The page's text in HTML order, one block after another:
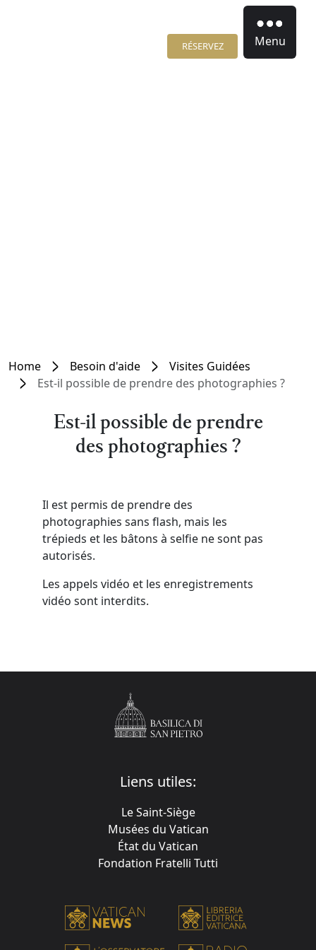
RÉSERVEZ Menu
Home Besoin d'aide
Visites Guidées
Est-il possible de prendre des photographies ?
Est-il possible de prendre
des photographies ?
Il est permis de prendre des
photographies sans flash, mais les
trépieds et les bâtons à selfie ne sont pas
autorisés.
Les appels vidéo et les enregistrements
vidéo sont interdits.
Liens utiles:
Le Saint-Siège
Musées du Vatican
État du Vatican
Fondation Fratelli Tutti